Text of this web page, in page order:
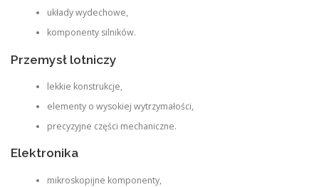
układy wydechowe,
komponenty silników.
Przemysł lotniczy
lekkie konstrukcje,
elementy o wysokiej wytrzymałości,
precyzyjne części mechaniczne.
Elektronika
mikroskopijne komponenty,